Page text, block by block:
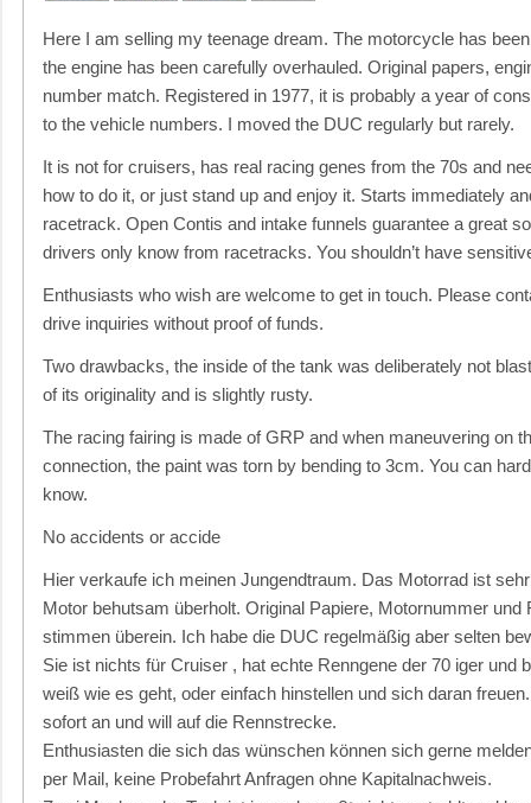
Here I am selling my teenage dream. The motorcycle has
the engine has been carefully overhauled. Original papers,
number match. Registered in 1977, it is probably a year of
to the vehicle numbers. I moved the DUC regularly but rarely.
It is not for cruisers, has real racing genes from the 70s and
how to do it, or just stand up and enjoy it. Starts immediately
racetrack. Open Contis and intake funnels guarantee a great
drivers only know from racetracks. You shouldn’t have
Enthusiasts who wish are welcome to get in touch. Please
drive inquiries without proof of funds.
Two drawbacks, the inside of the tank was deliberately not
of its originality and is slightly rusty.
The racing fairing is made of GRP and when maneuvering on
connection, the paint was torn by bending to 3cm. You can
know.
No accidents or accide
Hier verkaufe ich meinen Jungendtraum. Das Motorrad ist
Motor behutsam überholt. Original Papiere, Motornummer und
stimmen überein. Ich habe die DUC regelmäßig aber selten
Sie ist nichts für Cruiser , hat echte Renngene der 70 iger und
weiß wie es geht, oder einfach hinstellen und sich daran
sofort an und will auf die Rennstrecke.
Enthusiasten die sich das wünschen können sich gerne
per Mail, keine Probefahrt Anfragen ohne Kapitalnachweis.